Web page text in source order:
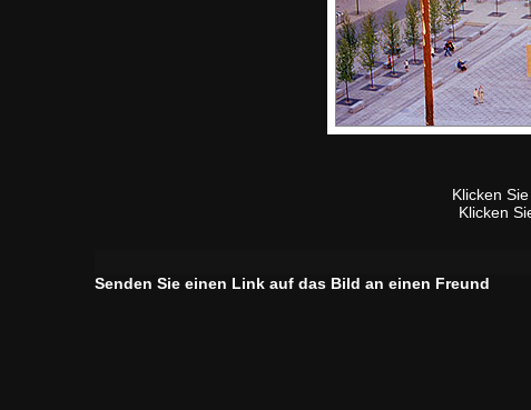
Klicken
Klicken
Senden Sie einen Link auf das Bild an einen Freund